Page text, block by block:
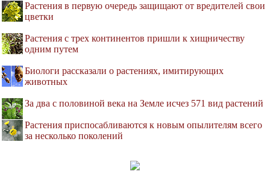
Растения в первую очередь защищают от вредителей свои
цветки
Растения с трех континентов пришли к хищничеству
одним путем
Биологи рассказали о растениях, имитирующих
животных
За два с половиной века на Земле исчез 571 вид растений
Растения приспосабливаются к новым опылителям всего
за несколько поколений